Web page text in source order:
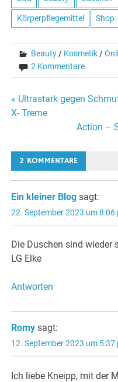
Körperpflegemittel Shop
Beauty / Kosmetik /
2 Kommentare
« Ultrastark gegen
X- Treme
Action –
2 KOMMENTARE
Ein kleiner Blog sagt:
22. September 2023 um 8:06
Die Duschen sind wieder
LG Elke
Antworten
Romy sagt:
12. September 2023 um 5:37
Ich liebe Kneipp, mit der